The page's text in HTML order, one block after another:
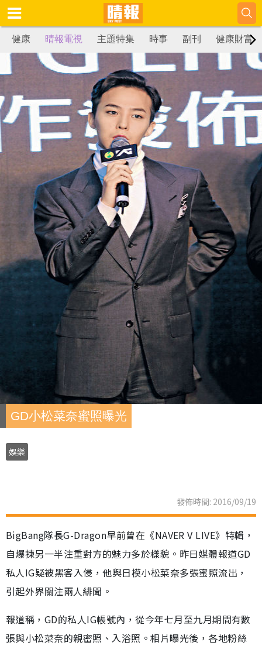
健康 晴報電視 主題特集 時事 副刊 健康財富
GD小松菜奈蜜照曝光
娛樂
發佈時間: 2016/09/19
BigBang隊長G-Dragon早前曾在《NAVER V LIVE》特輯，
自爆揀另一半注重對方的魅力多於樣貌。昨日媒體報道GD
私人IG疑被黑客入侵，他與日模小松菜奈多張蜜照流出，
引起外界關注兩人緋聞。
報道稱，GD的私人IG帳號內，從今年七月至九月期間有數
張與小松菜奈的親密照、入浴照。相片曝光後，各地粉絲